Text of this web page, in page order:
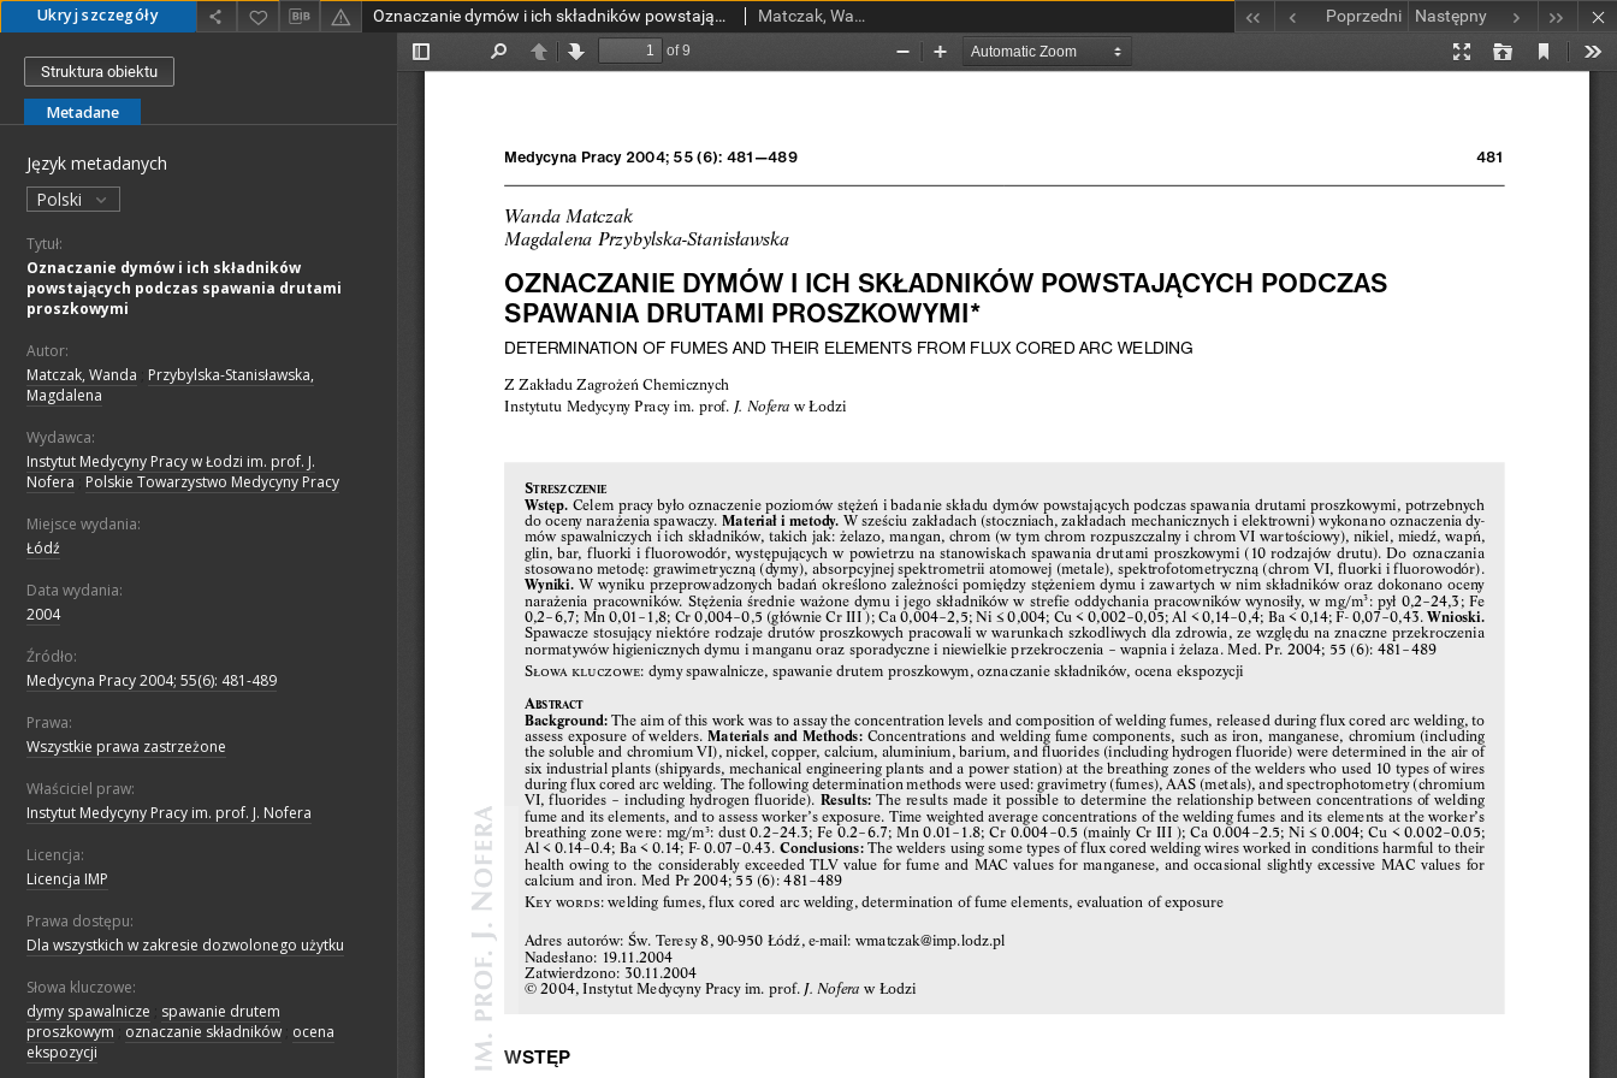
Ukryj szczegóły Oznaczanie dymów i ich składników powstających podczas spawania drutami proszkowymi Matczak, Wanda; Przybylska-Stanisławska, Magdalena Poprzedni Następny
Struktura obiektu
Metadane
Język metadanych
Polski
Tytuł:
Oznaczanie dymów i ich składników
powstających podczas spawania drutami
proszkowymi
Autor:
Matczak, Wanda
Przybylska-Stanisławska,
Magdalena
Wydawca:
Instytut Medycyny Pracy w Łodzi im. prof. J.
Nofera
Polskie Towarzystwo Medycyny Pracy
Miejsce wydania:
Łódź
Data wydania:
2004
Źródło:
Medycyna Pracy 2004; 55(6): 481-489
Prawa:
Wszystkie prawa zastrzeżone
Właściciel praw:
Instytut Medycyny Pracy im. prof. J. Nofera
Licencja:
Licencja IMP
Prawa dostępu:
Dla wszystkich w zakresie dozwolonego użytku
Słowa kluczowe:
dymy spawalnicze
spawanie drutem
proszkowym
oznaczanie składników ocena
ekspozycji